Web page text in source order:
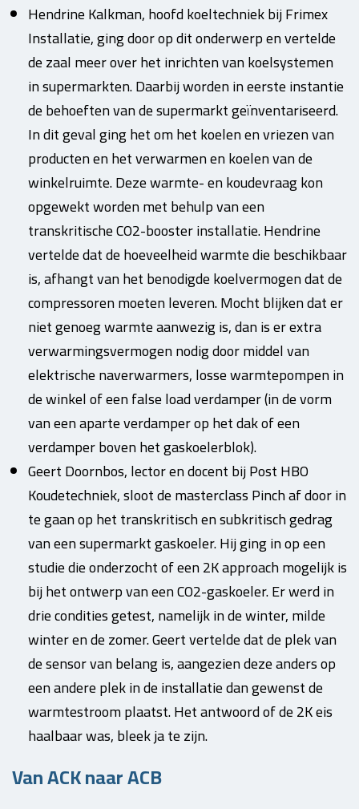
Hendrine Kalkman, hoofd koeltechniek bij Frimex
Installatie, ging door op dit onderwerp en vertelde
de zaal meer over het inrichten van koelsystemen
in supermarkten. Daarbij worden in eerste instantie
de behoeften van de supermarkt geïnventariseerd.
In dit geval ging het om het koelen en vriezen van
producten en het verwarmen en koelen van de
winkelruimte. Deze warmte- en koudevraag kon
opgewekt worden met behulp van een
transkritische CO2-booster installatie. Hendrine
vertelde dat de hoeveelheid warmte die beschikbaar
is, afhangt van het benodigde koelvermogen dat de
compressoren moeten leveren. Mocht blijken dat er
niet genoeg warmte aanwezig is, dan is er extra
verwarmingsvermogen nodig door middel van
elektrische naverwarmers, losse warmtepompen in
de winkel of een false load verdamper (in de vorm
van een aparte verdamper op het dak of een
verdamper boven het gaskoelerblok).
Geert Doornbos, lector en docent bij Post HBO
Koudetechniek, sloot de masterclass Pinch af door in
te gaan op het transkritisch en subkritisch gedrag
van een supermarkt gaskoeler. Hij ging in op een
studie die onderzocht of een 2K approach mogelijk is
bij het ontwerp van een CO2-gaskoeler. Er werd in
drie condities getest, namelijk in de winter, milde
winter en de zomer. Geert vertelde dat de plek van
de sensor van belang is, aangezien deze anders op
een andere plek in de installatie dan gewenst de
warmtestroom plaatst. Het antwoord of de 2K eis
haalbaar was, bleek ja te zijn.
Van ACK naar ACB